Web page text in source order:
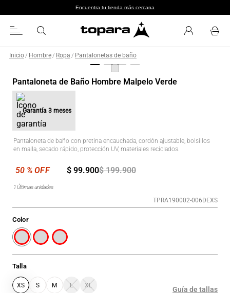
Encuentra tu tienda más cercana
Inicio / Hombre / Ropa / Pantalonetas de baño
Pantaloneta de Baño Hombre Malpelo Verde
Garantía 3 meses
Pantaloneta de baño con pretina encauchada, cordón ajustable, bolsillos
en malla, secado rápido, protección UV, materiales reciclados.
$ 199.900
$ 99.900
1 Últimas unidades
TPRA190002-006DEXS
Talla
XS S M L XL
Color
Guía de tallas